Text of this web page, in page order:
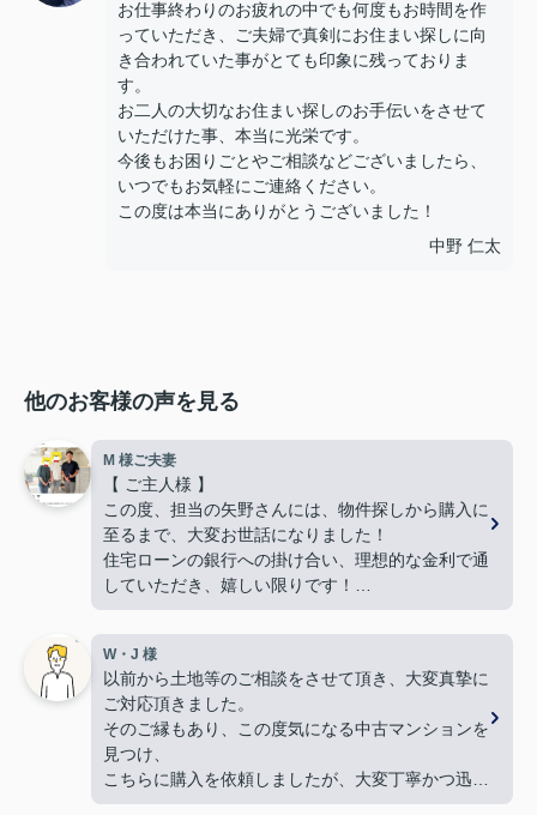
お仕事終わりのお疲れの中でも何度もお時間を作
っていただき、ご夫婦で真剣にお住まい探しに向
き合われていた事がとても印象に残っておりま
す。
お二人の大切なお住まい探しのお手伝いをさせて
いただけた事、本当に光栄です。
今後もお困りごとやご相談などございましたら、
いつでもお気軽にご連絡ください。
この度は本当にありがとうございました！
中野 仁太
他のお客様の声を見る
M 様ご夫妻
【 ご主人様 】
この度、担当の矢野さんには、物件探しから購入に
至るまで、大変お世話になりました！
住宅ローンの銀行への掛け合い、理想的な金利で通
していただき、嬉しい限りです！
難しい希望や条件にもかかわらず、何件も何件も、
内覧の段取りをしてくださり、当初から親身に動い
てくださって、本当に感謝しています。
良い御縁に出会えました事、嬉しく思います。本当
にありがとうございました！
【 奥様 】
この度、担当して下さった矢野さんには、たいへん
大変お世話になり、
W・J 様
以前から土地等のご相談をさせて頂き、大変真摯に
ご対応頂きました。
そのご縁もあり、この度気になる中古マンションを
見つけ、
こちらに購入を依頼しましたが、大変丁寧かつ迅速
な対応をして頂き満足しております。